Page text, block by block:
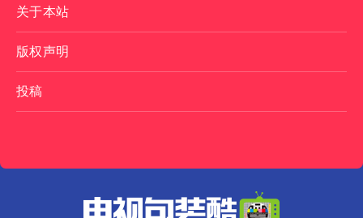
关于本站
版权声明
投稿